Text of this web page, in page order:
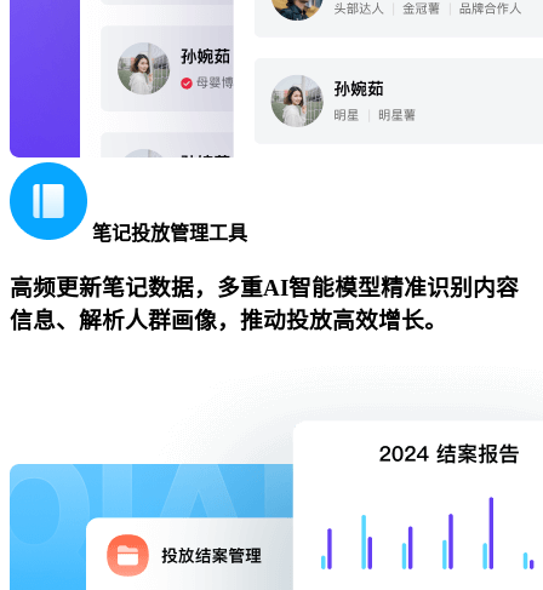
笔记投放管理工具
高频更新笔记数据，多重AI智能模型精准识别内容
信息、解析人群画像，推动投放高效增长。